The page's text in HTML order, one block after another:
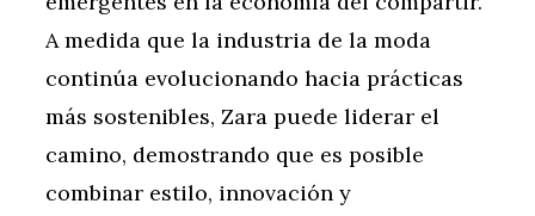
A medida que la industria de la moda
continúa evolucionando hacia prácticas
más sostenibles, Zara puede liderar el
camino, demostrando que es posible
combinar estilo, innovación y